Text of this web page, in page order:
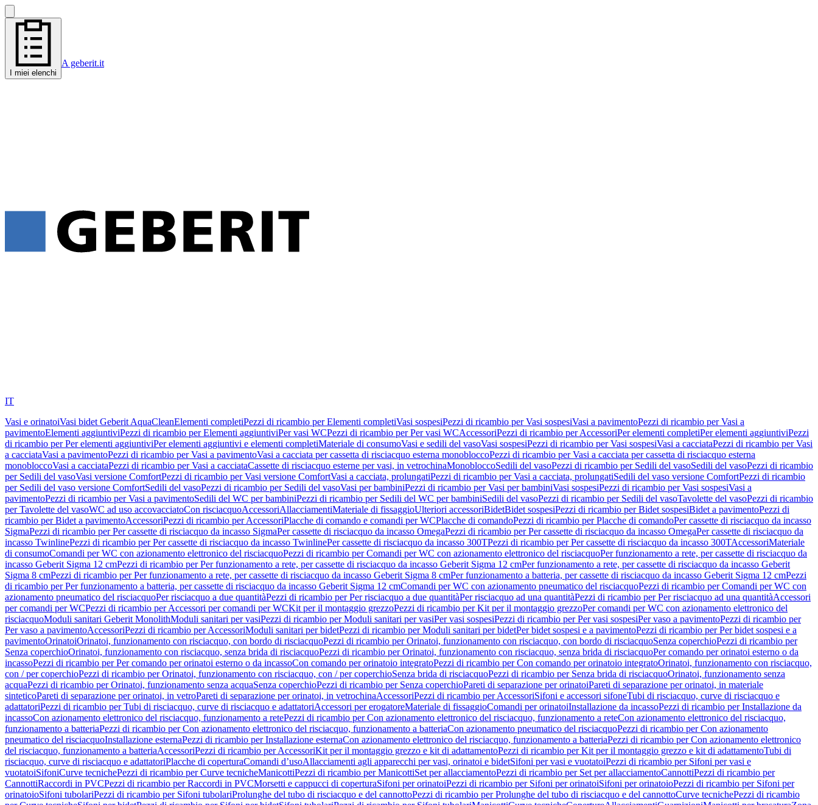
I miei elenchi
A geberit.it
IT
Vasi e orinatoiVasi bidet Geberit AquaCleanElementi completiPezzi di ricambio per Elementi completiVasi sospesiPezzi di ricambio per Vasi sospesiVasi a pavimentoPezzi di ricambio per Vasi a
pavimentoElementi aggiuntiviPezzi di ricambio per Elementi aggiuntiviPer vasi WCPezzi di ricambio per Per vasi WCAccessoriPezzi di ricambio per AccessoriPer elementi completiPer elementi aggiuntiviPezzi
di ricambio per Per elementi aggiuntiviPer elementi aggiuntivi e elementi completiMateriale di consumoVasi e sedili del vasoVasi sospesiPezzi di ricambio per Vasi sospesiVasi a cacciataPezzi di ricambio per Vasi
a cacciataVasi a pavimentoPezzi di ricambio per Vasi a pavimentoVasi a cacciata per cassetta di risciacquo esterna monobloccoPezzi di ricambio per Vasi a cacciata per cassetta di risciacquo esterna
monobloccoVasi a cacciataPezzi di ricambio per Vasi a cacciataCassette di risciacquo esterne per vasi, in vetrochinaMonobloccoSedili del vasoPezzi di ricambio per Sedili del vasoSedili del vasoPezzi di ricambio
per Sedili del vasoVasi versione ComfortPezzi di ricambio per Vasi versione ComfortVasi a cacciata, prolungatiPezzi di ricambio per Vasi a cacciata, prolungatiSedili del vaso versione ComfortPezzi di ricambio
per Sedili del vaso versione ComfortSedili del vasoPezzi di ricambio per Sedili del vasoVasi per bambiniPezzi di ricambio per Vasi per bambiniVasi sospesiPezzi di ricambio per Vasi sospesiVasi a
pavimentoPezzi di ricambio per Vasi a pavimentoSedili del WC per bambiniPezzi di ricambio per Sedili del WC per bambiniSedili del vasoPezzi di ricambio per Sedili del vasoTavolette del vasoPezzi di ricambio
per Tavolette del vasoWC ad uso accovacciatoCon risciacquoAccessoriAllacciamentiMateriale di fissaggioUlteriori accessoriBidetBidet sospesiPezzi di ricambio per Bidet sospesiBidet a pavimentoPezzi di
ricambio per Bidet a pavimentoAccessoriPezzi di ricambio per AccessoriPlacche di comando e comandi per WCPlacche di comandoPezzi di ricambio per Placche di comandoPer cassette di risciacquo da incasso
SigmaPezzi di ricambio per Per cassette di risciacquo da incasso SigmaPer cassette di risciacquo da incasso OmegaPezzi di ricambio per Per cassette di risciacquo da incasso OmegaPer cassette di risciacquo da
incasso TwinlinePezzi di ricambio per Per cassette di risciacquo da incasso TwinlinePer cassette di risciacquo da incasso 300TPezzi di ricambio per Per cassette di risciacquo da incasso 300TAccessoriMateriale
di consumoComandi per WC con azionamento elettronico del risciacquoPezzi di ricambio per Comandi per WC con azionamento elettronico del risciacquoPer funzionamento a rete, per cassette di risciacquo da
incasso Geberit Sigma 12 cmPezzi di ricambio per Per funzionamento a rete, per cassette di risciacquo da incasso Geberit Sigma 12 cmPer funzionamento a rete, per cassette di risciacquo da incasso Geberit
Sigma 8 cmPezzi di ricambio per Per funzionamento a rete, per cassette di risciacquo da incasso Geberit Sigma 8 cmPer funzionamento a batteria, per cassette di risciacquo da incasso Geberit Sigma 12 cmPezzi
di ricambio per Per funzionamento a batteria, per cassette di risciacquo da incasso Geberit Sigma 12 cmComandi per WC con azionamento pneumatico del risciacquoPezzi di ricambio per Comandi per WC con
azionamento pneumatico del risciacquoPer risciacquo a due quantitàPezzi di ricambio per Per risciacquo a due quantitàPer risciacquo ad una quantitàPezzi di ricambio per Per risciacquo ad una quantitàAccessori
per comandi per WCPezzi di ricambio per Accessori per comandi per WCKit per il montaggio grezzoPezzi di ricambio per Kit per il montaggio grezzoPer comandi per WC con azionamento elettronico del
risciacquoModuli sanitari Geberit MonolithModuli sanitari per vasiPezzi di ricambio per Moduli sanitari per vasiPer vasi sospesiPezzi di ricambio per Per vasi sospesiPer vaso a pavimentoPezzi di ricambio per
Per vaso a pavimentoAccessoriPezzi di ricambio per AccessoriModuli sanitari per bidetPezzi di ricambio per Moduli sanitari per bidetPer bidet sospesi e a pavimentoPezzi di ricambio per Per bidet sospesi e a
pavimentoOrinatoiOrinatoi, funzionamento con risciacquo, con bordo di risciacquoPezzi di ricambio per Orinatoi, funzionamento con risciacquo, con bordo di risciacquoSenza coperchioPezzi di ricambio per
Senza coperchioOrinatoi, funzionamento con risciacquo, senza brida di risciacquoPezzi di ricambio per Orinatoi, funzionamento con risciacquo, senza brida di risciacquoPer comando per orinatoi esterno o da
incassoPezzi di ricambio per Per comando per orinatoi esterno o da incassoCon comando per orinatoio integratoPezzi di ricambio per Con comando per orinatoio integratoOrinatoi, funzionamento con risciacquo,
con / per coperchioPezzi di ricambio per Orinatoi, funzionamento con risciacquo, con / per coperchioSenza brida di risciacquoPezzi di ricambio per Senza brida di risciacquoOrinatoi, funzionamento senza
acquaPezzi di ricambio per Orinatoi, funzionamento senza acquaSenza coperchioPezzi di ricambio per Senza coperchioPareti di separazione per orinatoiPareti di separazione per orinatoi, in materiale
sinteticoPareti di separazione per orinatoi, in vetroPareti di separazione per orinatoi, in vetrochinaAccessoriPezzi di ricambio per AccessoriSifoni e accessori sifoneTubi di risciacquo, curve di risciacquo e
adattatoriPezzi di ricambio per Tubi di risciacquo, curve di risciacquo e adattatoriAccessori per erogatoreMateriale di fissaggioComandi per orinatoiInstallazione da incassoPezzi di ricambio per Installazione da
incassoCon azionamento elettronico del risciacquo, funzionamento a retePezzi di ricambio per Con azionamento elettronico del risciacquo, funzionamento a reteCon azionamento elettronico del risciacquo,
funzionamento a batteriaPezzi di ricambio per Con azionamento elettronico del risciacquo, funzionamento a batteriaCon azionamento pneumatico del risciacquoPezzi di ricambio per Con azionamento
pneumatico del risciacquoInstallazione esternaPezzi di ricambio per Installazione esternaCon azionamento elettronico del risciacquo, funzionamento a batteriaPezzi di ricambio per Con azionamento elettronico
del risciacquo, funzionamento a batteriaAccessoriPezzi di ricambio per AccessoriKit per il montaggio grezzo e kit di adattamentoPezzi di ricambio per Kit per il montaggio grezzo e kit di adattamentoTubi di
risciacquo, curve di risciacquo e adattatoriPlacche di coperturaComandi d’usoAllacciamenti agli apparecchi per vasi, orinatoi e bidetSifoni per vasi e vuotatoiPezzi di ricambio per Sifoni per vasi e
vuotatoiSifoniCurve tecnichePezzi di ricambio per Curve tecnicheManicottiPezzi di ricambio per ManicottiSet per allacciamentoPezzi di ricambio per Set per allacciamentoCannottiPezzi di ricambio per
CannottiRaccordi in PVCPezzi di ricambio per Raccordi in PVCMorsetti e cappucci di coperturaSifoni per orinatoiPezzi di ricambio per Sifoni per orinatoiSifoni per orinatoioPezzi di ricambio per Sifoni per
orinatoioSifoni tubolariPezzi di ricambio per Sifoni tubolariProlunghe del tubo di risciacquo e del cannottoPezzi di ricambio per Prolunghe del tubo di risciacquo e del cannottoCurve tecnichePezzi di ricambio